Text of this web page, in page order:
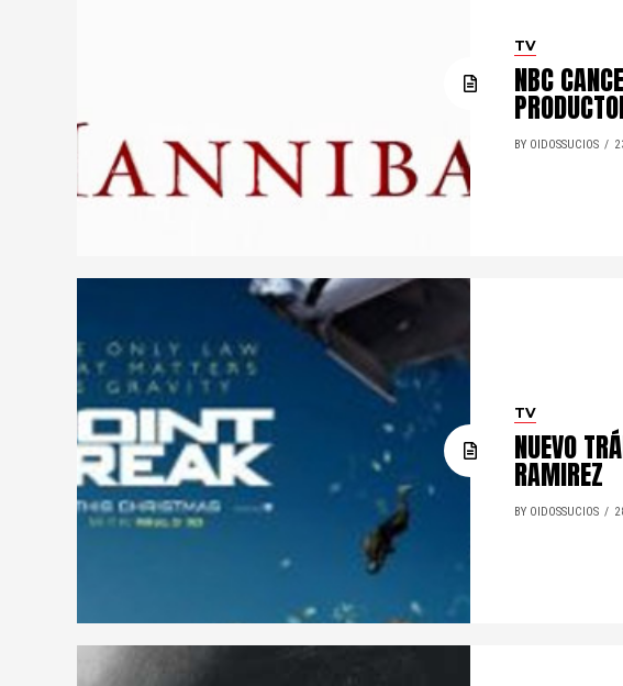
TV
NBC
BY OIDOSSUCIOS
TV
NUEVO
RAMIREZ
BY OIDOSSUCIOS